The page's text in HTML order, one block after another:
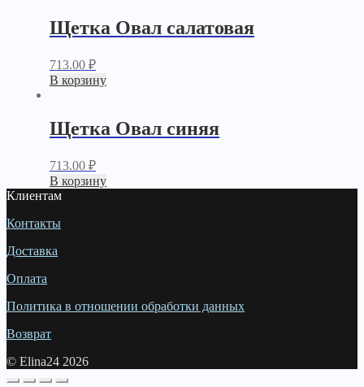
Щетка Овал салатовая
713.00 ₽
В корзину
Щетка Овал синяя
713.00 ₽
В корзину
Клиентам
Контакты
Доставка
Оплата
Политика в отношении обработки данных
Возврат
© Elina24 2026